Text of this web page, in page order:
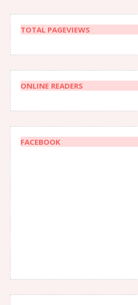
TOTAL PAGEVIEWS
ONLINE READERS
FACEBOOK